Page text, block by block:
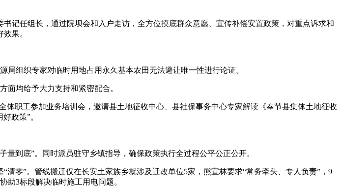
记任组长，通过院坝会和入户走访，全方位摸底群众意愿、宣传补偿安置政策，对重点诉求和
果。
组织专家对临时用地占用永久基本农田无法避让唯一性进行论证。
面均给予大力支持和紧密配合。
职工参加业务培训会，邀请县土地征收中心、县社保事务中心专家解读《奉节县集体土地征收
政策”。
到底”。同时派员驻守乡镇指导，确保政策执行全过程公平公正公开。
零”。管线搬迁仅在长安土家族乡就涉及迁改单位5家，熊宣林要求“常务牵头、专人负责”，9
助3标段解决临时施工用电问题。